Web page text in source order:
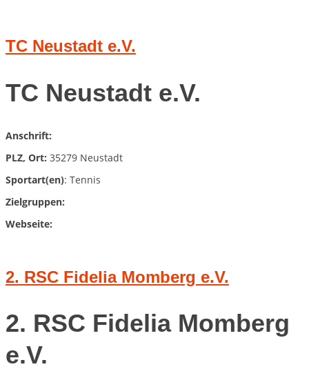
TC Neustadt e.V.
TC Neustadt e.V.
Anschrift:
PLZ, Ort: 35279 Neustadt
Sportart(en): Tennis
Zielgruppen:
Webseite:
2. RSC Fidelia Momberg e.V.
2. RSC Fidelia Momberg
e.V.